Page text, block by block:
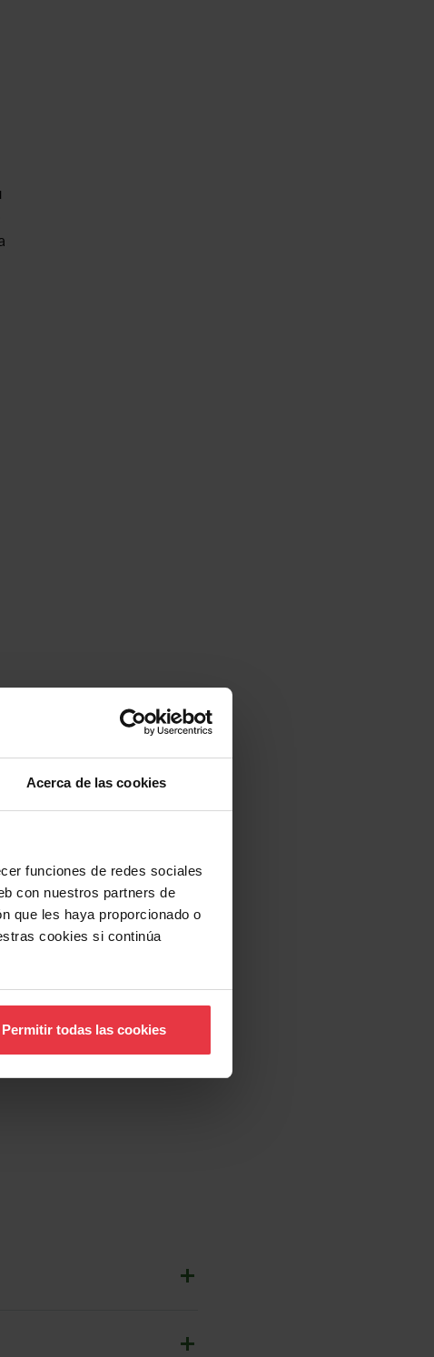
Acerca de las cookies
funciones de redes sociales
con nuestros partners de
que les haya proporcionado o
cookies si continúa
Permitir todas las cookies